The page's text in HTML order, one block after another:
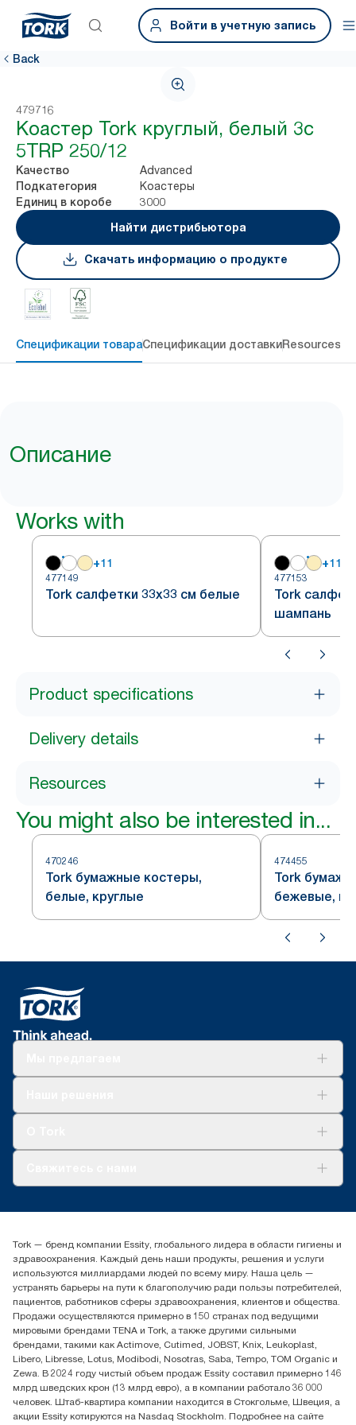
Войти в учетную запись
Back
479716
Коастер Tork круглый, белый 3c
5TRP 250/12
Качество Advanced
Подкатегория Коастеры
Единиц в коробе
3000
Найти дистрибьютора
Скачать информацию о продукте
Спецификации товараСпецификации доставкиResources
Описание
Works with
+11
477149
Tork салфетки 33х33 см белые
+11
477153
Tork
шампань
Product specifications
Delivery details
Resources
You might also be interested in...
470246
Tork бумажные костеры,
белые, круглые
474455
Tork
бежевые,
(+7) 777 779 0095
Контакты на рынках СНГ
ООО «Эссити», Представительство в Казахстане Пр.
Достык, 210, 2 блок, 3 этаж,
офис №32 050051, г.
Алматы, Казахстан
Tork — бренд компании Essity, глобального лидера в области гигиены и
здравоохранения. Каждый день наши продукты, решения и услуги
используются миллиардами людей по всему миру. Наша цель —
устранять барьеры на пути к благополучию ради пользы потребителей,
пациентов, работников сферы здравоохранения, клиентов и общества.
Продажи осуществляются примерно в 150 странах под ведущими
мировыми брендами TENA и Tork, а также другими сильными
брендами, такими как Actimove, Cutimed, JOBST, Knix, Leukoplast,
Libero, Libresse, Lotus, Modibodi, Nosotras, Saba, Tempo, TOM Organic и
Zewa. В 2024 году чистый объем продаж Essity составил примерно 146
млрд шведских крон (13 млрд евро), а в компании работало 36 000
человек. Штаб-квартира компании находится в Стокгольме, Швеция, а
акции Essity котируются на Nasdaq Stockholm. Подробнее на сайте